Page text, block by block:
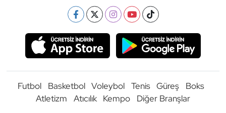
Futbol Basketbol Voleybol Tenis Güreş
Boks
Atletizm
Atıcılık Kempo Diğer Branşlar